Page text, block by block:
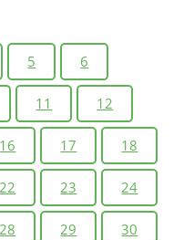
5 6
11 12
16 17 18
22 23 24
28 29 30